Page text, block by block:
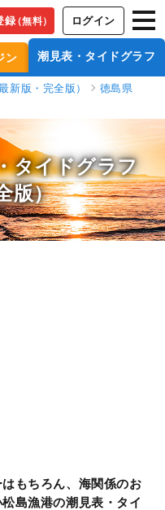
録（無料） ログイン
ン 潮見表・タイドグラフ
新版・完全版）
徳島県
タイドグラフ
版）
もちろん、海関係のお
島漁港の潮見表・タイ